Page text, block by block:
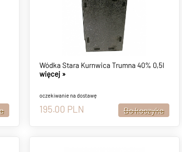
Wódka Stara Kurnwica Trumna 40% 0,5l
więcej »
oczekiwanie na dostawę
195.00 PLN